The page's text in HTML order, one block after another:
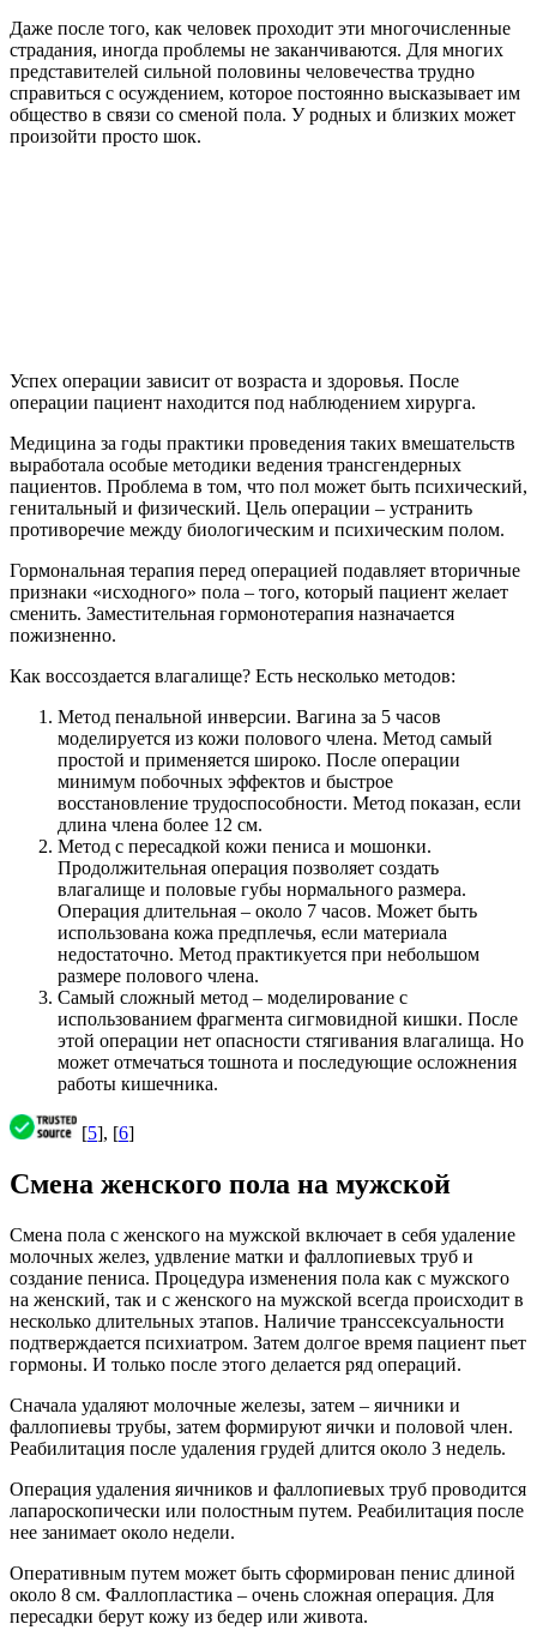
Даже после того, как человек проходит эти многочисленные
страдания, иногда проблемы не заканчиваются. Для многих
представителей сильной половины человечества трудно
справиться с осуждением, которое постоянно высказывает им
общество в связи со сменой пола. У родных и близких может
произойти просто шок.
Успех операции зависит от возраста и здоровья. После
операции пациент находится под наблюдением хирурга.
Медицина за годы практики проведения таких вмешательств
выработала особые методики ведения трансгендерных
пациентов. Проблема в том, что пол может быть психический,
генитальный и физический. Цель операции – устранить
противоречие между биологическим и психическим полом.
Гормональная терапия перед операцией подавляет вторичные
признаки «исходного» пола – того, который пациент желает
сменить. Заместительная гормонотерапия назначается
пожизненно.
Как воссоздается влагалище? Есть несколько методов:
Метод пенальной инверсии. Вагина за 5 часов
моделируется из кожи полового члена. Метод самый
простой и применяется широко. После операции
минимум побочных эффектов и быстрое
восстановление трудоспособности. Метод показан, если
длина члена более 12 см.
Метод с пересадкой кожи пениса и мошонки.
Продолжительная операция позволяет создать
влагалище и половые губы нормального размера.
Операция длительная – около 7 часов. Может быть
использована кожа предплечья, если материала
недостаточно. Метод практикуется при небольшом
размере полового члена.
Самый сложный метод – моделирование с
использованием фрагмента сигмовидной кишки. После
этой операции нет опасности стягивания влагалища. Но
может отмечаться тошнота и последующие осложнения
работы кишечника.
[5], [6]
Смена женского пола на мужской
Смена пола с женского на мужской включает в себя удаление
молочных желез, удвление матки и фаллопиевых труб и
создание пениса. Процедура изменения пола как с мужского
на женский, так и с женского на мужской всегда происходит в
несколько длительных этапов. Наличие транссексуальности
подтверждается психиатром. Затем долгое время пациент пьет
гормоны. И только после этого делается ряд операций.
Сначала удаляют молочные железы, затем – яичники и
фаллопиевы трубы, затем формируют яички и половой член.
Реабилитация после удаления грудей длится около 3 недель.
Операция удаления яичников и фаллопиевых труб проводится
лапароскопически или полостным путем. Реабилитация после
нее занимает около недели.
Оперативным путем может быть сформирован пенис длиной
около 8 см. Фаллопластика – очень сложная операция. Для
пересадки берут кожу из бедер или живота.